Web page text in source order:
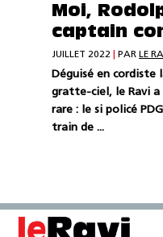
Moi,
captain
JUILLET 2022 PAR LE
Déguisé en cordiste
gratte-ciel, le Ravi a
rare : le si policé
train de ...